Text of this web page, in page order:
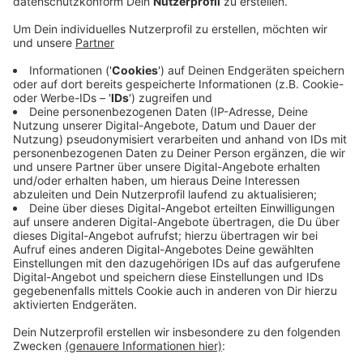
in Hagen umziehen wird. In den Zügen und
Bahnhöfen der Bahn werden jedes Jahr 250.000
Wuppertal. Hier werden sie dann versteigert, wenn
sich niemand meldet. Als Gründe für den Umzug
nennt die Bahn, dass die Räume zu klein und alt
sind. Neuer Standort ab 2024 oder 25 wird ein altes
Kino in Hagen sein. Wann der historische Teil des
Wuppertaler Hauptbahnhofs wiederbelebt wird, ist
unklar. Der Investor will Gastronomie und
Dienstleister ansiedeln, in den Obergeschossen
sollen Büros und Arztpraxen einziehen.
Veröffentlicht: Samstag, 18.03.2023 06:55
Anzeige